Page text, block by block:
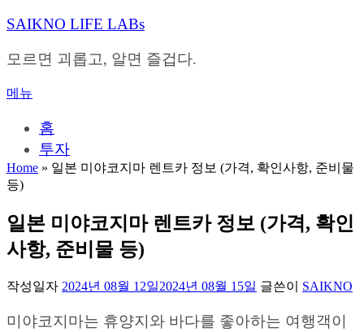
내
으
바
SAIKNO LIFE LABs
모르면 괴롭고, 알면 즐겁다.
메뉴
홈
투자
Home » 일본 미야코지마 렌트카 정보 (가격, 확인사항, 준비물
등)
일본 미야코지마 렌트카 정보 (가격, 확인
사항, 준비물 등)
작성일자 2024년 08월 12일2024년 08월 15일 글쓴이 SAIKNO
미야코지마는 휴양지와 바다를 좋아하는 여행객이